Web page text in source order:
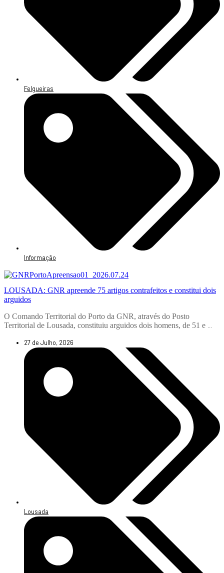
Felgueiras
Informação
LOUSADA: GNR apreende 75 artigos contrafeitos e constitui dois
arguidos
O Comando Territorial do Porto da GNR, através do Posto
Territorial de Lousada, constituiu arguidos dois homens, de 51 e ...
27 de Julho, 2026
Lousada